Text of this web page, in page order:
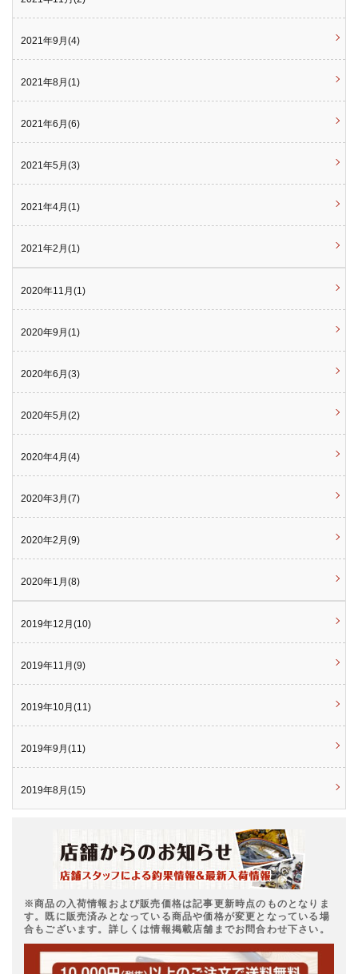
2021年9月(4)
2021年8月(1)
2021年6月(6)
2021年5月(3)
2021年4月(1)
2021年2月(1)
2020年11月(1)
2020年9月(1)
2020年6月(3)
2020年5月(2)
2020年4月(4)
2020年3月(7)
2020年2月(9)
2020年1月(8)
2019年12月(10)
2019年11月(9)
2019年10月(11)
2019年9月(11)
2019年8月(15)
※商品の入荷情報および販売価格は記事更新時点のものとなりま
す。既に販売済みとなっている商品や価格が変更となっている場
合もございます。詳しくは情報掲載店舗までお問合わせ下さい。